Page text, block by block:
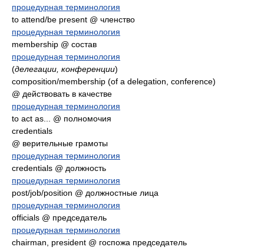
процедурная терминология
to attend/be present @ членство
процедурная терминология
membership @ состав
процедурная терминология
(делегации, конференции)
composition/membership (of a delegation, conference)
@ действовать в качестве
процедурная терминология
to act as... @ полномочия
credentials
@ верительные грамоты
процедурная терминология
credentials @ должность
процедурная терминология
post/job/position @ должностные лица
процедурная терминология
officials @ председатель
процедурная терминология
chairman, president @ госпожа председатель